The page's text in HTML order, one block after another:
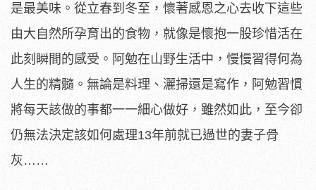
是最美味。從立春到冬至， 懷著感恩之心去收下這些
由大自然所孕育出的食物， 就像是懷抱一股珍惜活在
此刻瞬間的感受。阿勉在山野生活中，慢慢習得何為
人生的精髓。無論是料理、灑掃還是寫作， 阿勉習慣
將每天該做的事都一一細心做好，雖然如此， 至今卻
仍無法決定該如何處理13年前就已過世的妻子骨
灰……